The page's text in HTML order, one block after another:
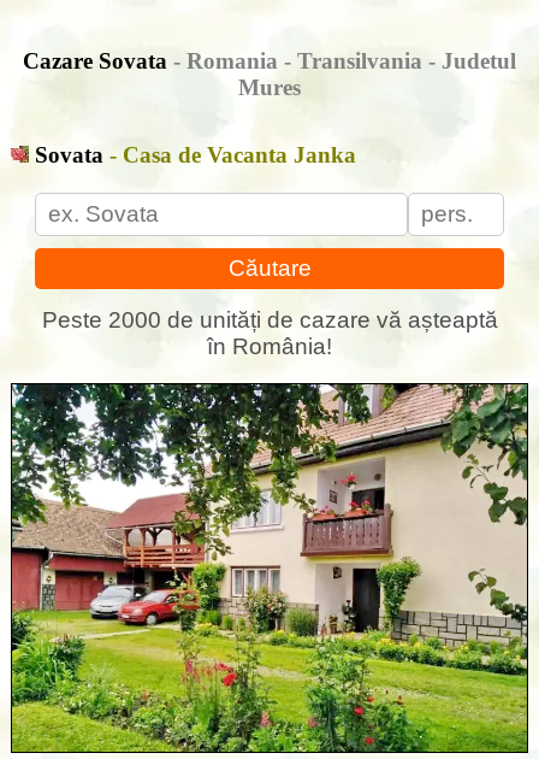
Cazare Sovata - Romania - Transilvania - Judetul
Mures
Sovata - Casa de Vacanta Janka
Căutare
Peste 2000 de unități de cazare vă așteaptă
în România!